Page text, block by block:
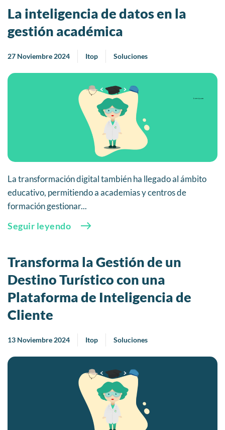
La inteligencia de datos en la
gestión académica
27 Noviembre 2024 Itop Soluciones
La transformación digital también ha llegado al ámbito
educativo, permitiendo a academias y centros de
formación gestionar...
Seguir leyendo
Transforma la Gestión de un
Destino Turístico con una
Plataforma de Inteligencia de
Cliente
13 Noviembre 2024 Itop Soluciones